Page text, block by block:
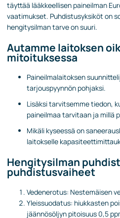
täyttää lääkkeellisen paineilman
vaatimukset. Puhdistusyksiköt on
hengitysilman tarve on suuri.
Autamme laitoksen
mitoituksessa
Paineilmalaitoksen
tarjouspyynnön pohjaksi.
Lisäksi tarvitsemme tiedon,
paineilmaa tarvitaan ja millä
Mikäli kyseessä on
laitokselle
Hengitysilman
puhdistusvaiheet
Vedenerotus: Nestemäisen
Yleissuodatus: hiukkasten
jäännösöljyn pitoisuus 0,5